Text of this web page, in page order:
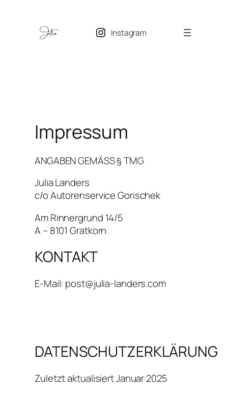
springen
Instagram
Impressum
ANGABEN GEMÄSS § TMG
Julia Landers
c/o Autorenservice Gorischek
Am Rinnergrund 14/5
A – 8101 Gratkorn
KONTAKT
E-Mail: post@julia-landers.com
DATENSCHUTZERKLÄRUNG
Zuletzt aktualisiert Januar 2025